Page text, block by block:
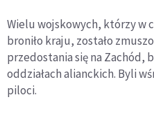
Wielu wojskowych, którzy w
broniło kraju, zostało
przedostania się na Zachód,
oddziałach alianckich. Byli
piloci.